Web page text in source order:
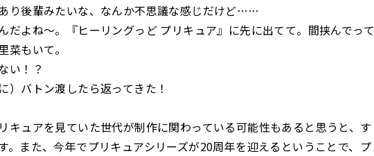
後輩みたいな、なんか不思議な感じだけど……
よね～。『ヒーリングっど プリキュア』に先に出てて。間挟んでって
菜もいて。
！？
バトン渡したら返ってきた！
キュアを見ていた世代が制作に関わっている可能性もあると思うと、す
。また、今年でプリキュアシリーズが20周年を迎えるということで、プ